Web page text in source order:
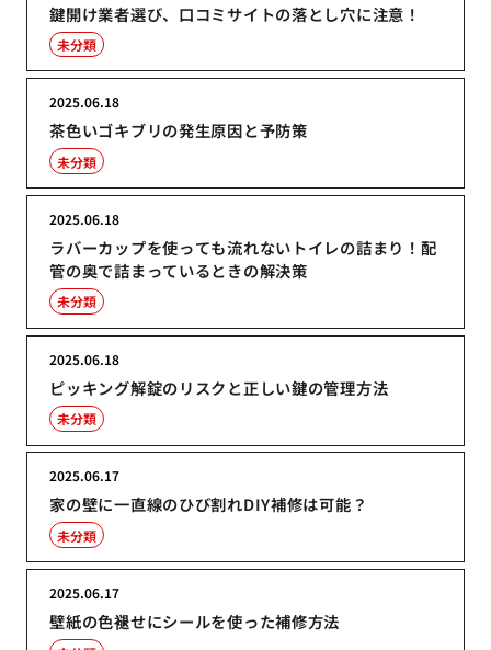
鍵開け業者選び、口コミサイトの落とし穴に注意！
未分類
茶色いゴキブリの発生原因と予防策
2025.06.18
未分類
ラバーカップを使っても流れないトイレの詰まり！配
管の奥で詰まっているときの解決策
2025.06.18
未分類
ピッキング解錠のリスクと正しい鍵の管理方法
2025.06.18
未分類
家の壁に一直線のひび割れDIY補修は可能？
2025.06.17
未分類
壁紙の色褪せにシールを使った補修方法
2025.06.17